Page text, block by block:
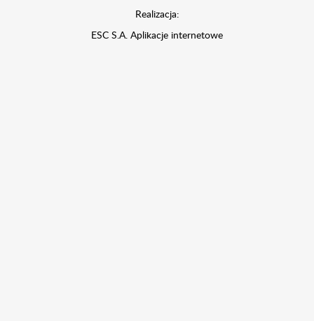
Realizacja:
ESC S.A. Aplikacje internetowe